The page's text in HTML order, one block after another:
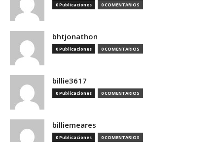
0 Publicaciones 0 COMENTARIOS
bhtjonathon
0 Publicaciones 0 COMENTARIOS
billie3617
0 Publicaciones 0 COMENTARIOS
billiemeares
0 Publicaciones 0 COMENTARIOS